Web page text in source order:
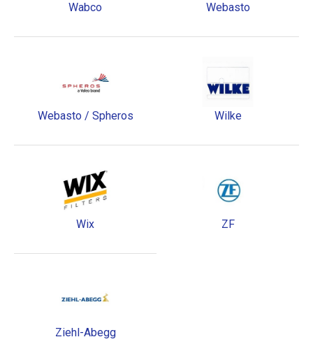
Wabco Webasto
Webasto / Spheros Wilke
Wix ZF
Ziehl-Abegg